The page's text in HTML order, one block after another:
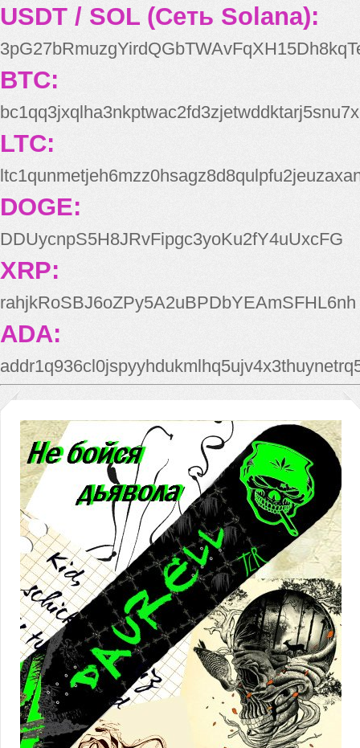
USDT / SOL (Сеть Solana):
BTC:
bc1qq3jxqlha3nkptwac2fd3zjetwddktarj5snu7x
LTC:
DOGE:
DDUycnpS5H8JRvFipgc3yoKu2fY4uUxcFG
XRP:
rahjkRoSBJ6oZPy5A2uBPDbYEAmSFHL6nh
ADA: